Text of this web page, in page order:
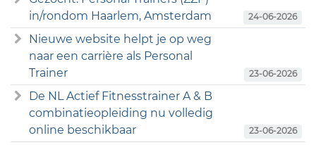
in/rondom Haarlem, Amsterdam
24-06-2026
Nieuwe website helpt je op weg
naar een carrière als Personal
Trainer
23-06-2026
De NL Actief Fitnesstrainer A & B
combinatieopleiding nu volledig
online beschikbaar
23-06-2026